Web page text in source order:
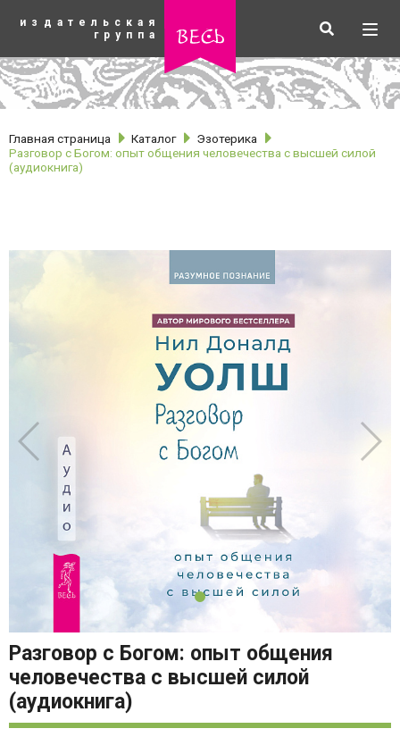
основному
издательская
группа
весь Искать
рубрики
Главная страница Каталог
Эзотерика
Разговор с Богом: опыт общения человечества с высшей силой
(аудиокнига)
Разговор с Богом: опыт общения
человечества с высшей силой
(аудиокнига)